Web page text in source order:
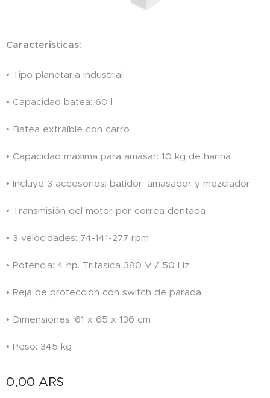
Caracteristicas:
• Tipo planetaria industrial
• Capacidad batea: 60 l
• Batea extraíble con carro
• Capacidad maxima para amasar: 10 kg de harina
• Incluye 3 accesorios: batidor, amasador y mezclador
• Transmisión del motor por correa dentada
• 3 velocidades: 74-141-277 rpm
• Potencia: 4 hp. Trifasica 380 V / 50 Hz
• Reja de proteccion con switch de parada
• Dimensiones: 61 x 65 x 136 cm
• Peso: 345 kg
0,00 ARS